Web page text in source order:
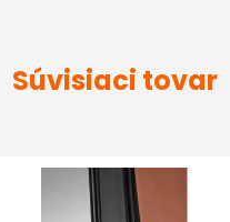
Súvisiaci tovar